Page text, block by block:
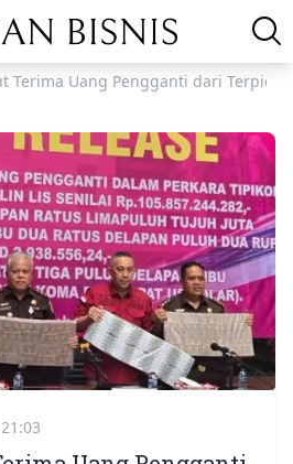
Terima Uang Pengganti dari